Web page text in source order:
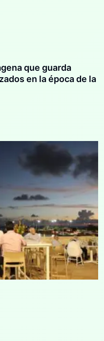
que guarda
en la época de la